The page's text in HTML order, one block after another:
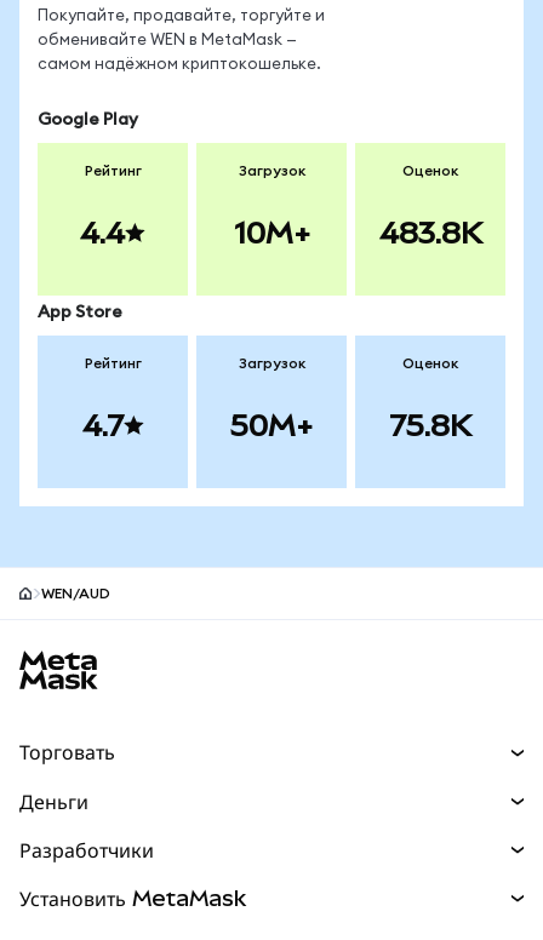
Покупайте, продавайте, торгуйте и
обменивайте WEN в MetaMask —
самом надёжном криптокошельке.
Google Play
Рейтинг
4.4
Загрузок
10M+
Оценок
483.8K
App Store
Рейтинг
4.7
Загрузок
50M+
Оценок
75.8K
WEN/AUD
Торговать
Прогнозы
Перпы НОВИНКА
Деньги
mUSD
Разработчики
Установить MetaMask